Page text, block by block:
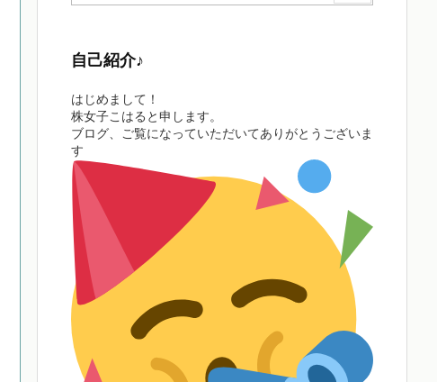
自己紹介♪
はじめまして！
株女子こはると申します。
ブログ、ご覧になっていただいてありがとうございま
す